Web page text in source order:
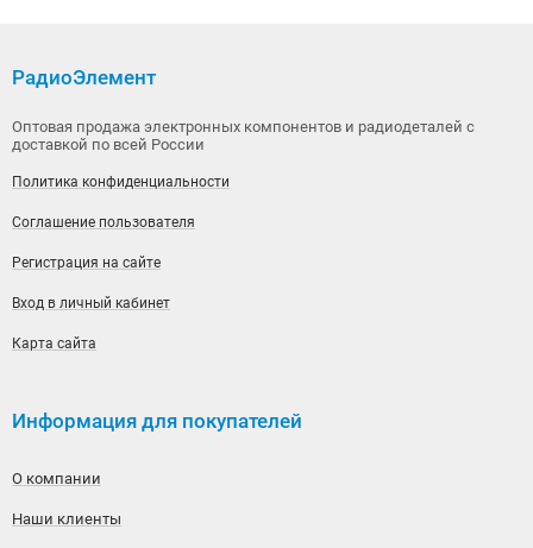
РадиоЭлемент
Оптовая продажа электронных компонентов и радиодеталей с
доставкой по всей России
Политика конфиденциальности
Соглашение пользователя
Регистрация на сайте
Вход в личный кабинет
Карта сайта
Информация для покупателей
О компании
Наши клиенты